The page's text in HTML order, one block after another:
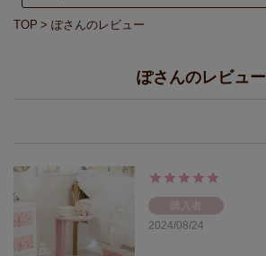
TOP ぽさんのレビュー
ぽさんのレビュー
購入者
2024/08/24